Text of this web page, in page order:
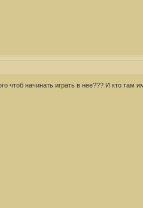
чтоб начинать играть в нее??? И кто там